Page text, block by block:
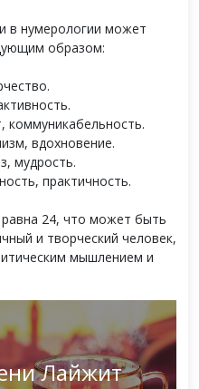
в нумерологии может
образом:
коммуникабельность.
вдохновение.
мудрость.
практичность.
24, что может быть
и творческий человек,
мышлением и
Лайжит